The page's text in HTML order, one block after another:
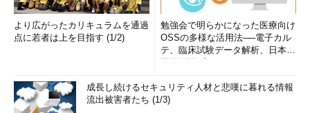
より広がったカリキュラムを通過
点に若者は上を目指す (1/2)
勉強会で明らかになった医療向け
OSSの多様な活用法──電子カル
テ、臨床試験データ解析、日本語
成長し続けるセキュリティ人材と悲嘆に暮れる情報
流出被害者たち (1/3)